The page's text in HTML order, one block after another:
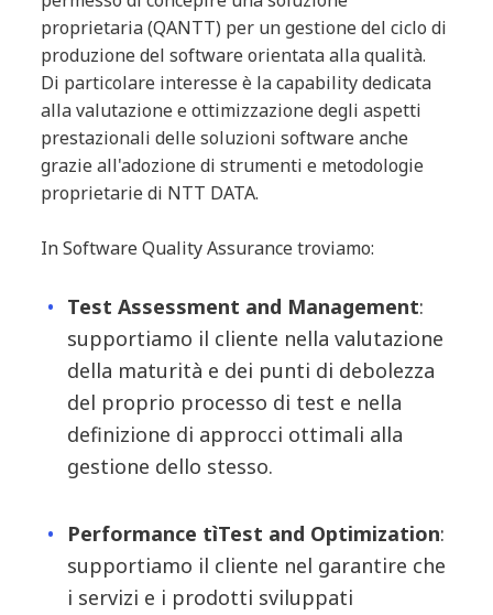
proprietaria (QANTT) per un gestionedel ciclo di
produzione del software orientata alla qualità.
Di particolare interesse è lacapabilitydedicata
alla valutazione e ottimizzazione degli aspetti
prestazionali delle soluzioni software anche
grazie all'adozione di strumenti e metodologie
proprietarie di NTT DATA.
In Software Quality Assurance troviamo:
TestAssessment and Management:
supportiamo il cliente nella valutazione
della maturità e dei punti di debolezza
del proprio processo di test e nella
definizione di approcci ottimali alla
gestione dello stesso.
Performance tìTest and Optimization:
supportiamo il cliente nel garantire che
i servizi e i prodotti sviluppati